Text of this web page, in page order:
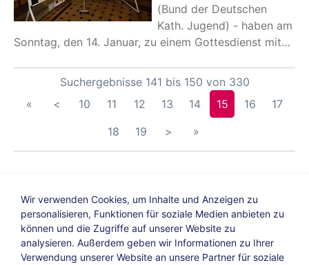
(Bund der Deutschen
Kath. Jugend) - haben am
Sonntag, den 14. Januar, zu einem Gottesdienst mit…
Suchergebnisse 141 bis 150 von 330
«
< 10 11 12 13 14 15 16
17
18
19 > »
Wir verwenden Cookies, um Inhalte und Anzeigen zu
personalisieren, Funktionen für soziale Medien anbieten zu
können und die Zugriffe auf unserer Website zu
analysieren. Außerdem geben wir Informationen zu Ihrer
Verwendung unserer Website an unsere Partner für soziale